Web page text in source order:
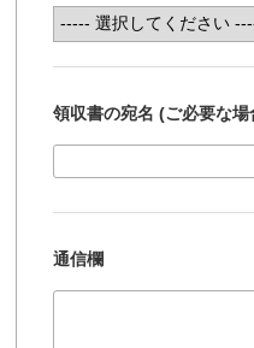
領収書の宛名 (ご必要な場
通信欄